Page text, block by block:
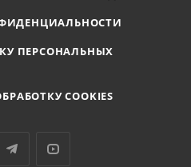
ПЕРСОНАЛЬНЫХ
COOKIES